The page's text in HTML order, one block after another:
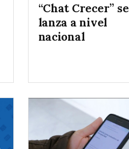
“Chat Crecer” se
lanza a nivel
nacional